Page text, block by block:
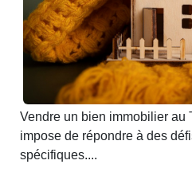
Vendre un bien immobilier au
impose de répondre à des
spécifiques....